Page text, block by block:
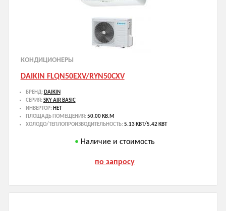
КОНДИЦИОНЕРЫ
DAIKIN FLQN50EXV/RYN50CXV
БРЕНД: DAIKIN
СЕРИЯ: SKY AIR BASIC
ИНВЕРТОР: НЕТ
ПЛОЩАДЬ ПОМЕЩЕНИЯ: 50.00 КВ.М
ХОЛОДО/ТЕПЛОПРОИЗВОДИТЕЛЬНОСТЬ: 5.13 КВТ/5.42 КВТ
Наличие и стоимость
по запросу